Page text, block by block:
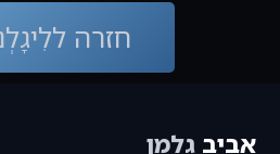
חזרה
אביבגלמן